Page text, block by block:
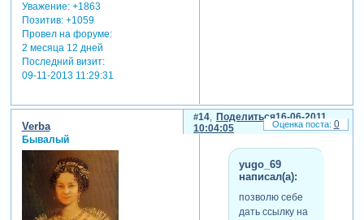
Уважение: +1863
Позитив: +1059
Провел на форуме:
2 месяца 12 дней
Последний визит:
09-11-2013 11:29:31
Поделиться
14
16-06-2011
10:04:05
Verba
Бывалый
yugo_69
написал(а):
позволю себе
дать ссылку на
0